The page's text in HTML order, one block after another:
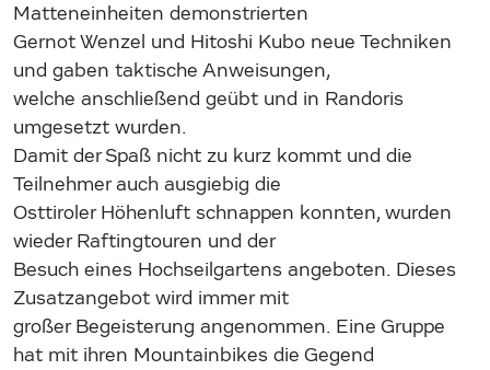
Matteneinheiten demonstrierten
Gernot Wenzel und Hitoshi Kubo neue Techniken
und gaben taktische Anweisungen,
welche anschließend geübt und in Randoris
umgesetzt wurden.
Damit der Spaß nicht zu kurz kommt und die
Teilnehmer auch ausgiebig die
Osttiroler Höhenluft schnappen konnten, wurden
wieder Raftingtouren und der
Besuch eines Hochseilgartens angeboten. Dieses
Zusatzangebot wird immer mit
großer Begeisterung angenommen. Eine Gruppe
hat mit ihren Mountainbikes die Gegend